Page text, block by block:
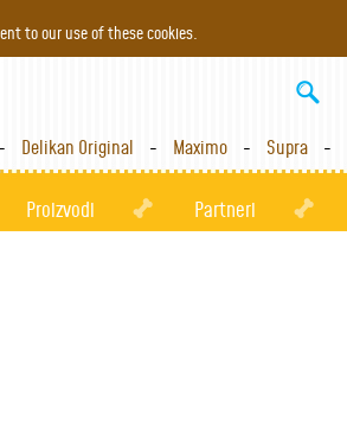
to our use of these cookies.
Delikan Original Maximo Supra
Proizvodi Partneri